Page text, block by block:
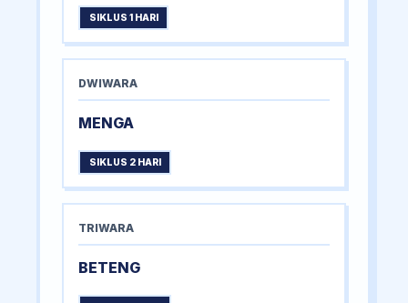
SIKLUS 1 HARI
DWIWARA
MENGA
SIKLUS 2 HARI
TRIWARA
BETENG